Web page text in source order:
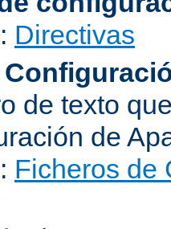
Directivas
de texto
de
Ficheros de